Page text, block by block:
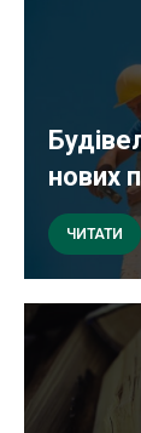
нових
ЧИТАТИ